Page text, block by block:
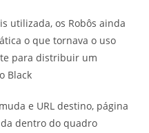
utilizada, os Robôs ainda
o que tornava o uso
para distribuir um
Black
e URL destino, página
dentro do quadro